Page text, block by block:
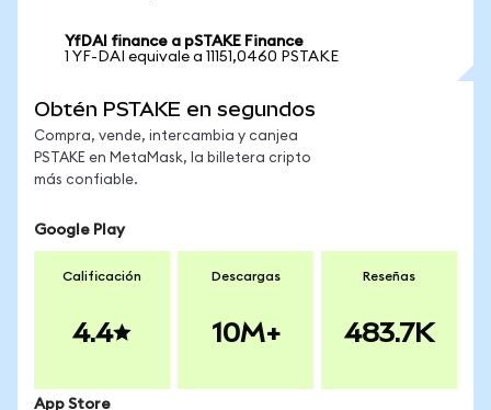
YfDAI finance a pSTAKE Finance
1 YF-DAI equivale a 11151,0460 PSTAKE
Obtén PSTAKE en segundos
Compra, vende, intercambia y canjea
PSTAKE en MetaMask, la billetera cripto
más confiable.
Google Play
Calificación
4.4
Descargas
10M+
Reseñas
483.7K
App Store